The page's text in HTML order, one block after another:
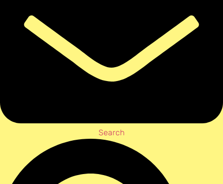
Search